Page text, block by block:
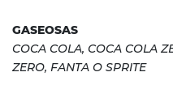
GASEOSAS
COCA COLA, COCA COLA
ZERO, FANTA O SPRITE